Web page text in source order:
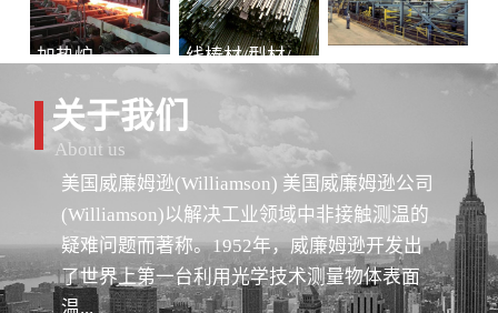
加热炉 线棒材/型材/管材
关于我们
About us
美国威廉姆逊(Williamson) 美国威廉姆逊公司
(Williamson)以解决工业领域中非接触测温的
疑难问题而著称。1952年，威廉姆逊开发出
了世界上第一台利用光学技术测量物体表面
温...